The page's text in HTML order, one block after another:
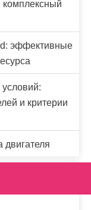
комплексный
эффективные
и критерии
двигателя